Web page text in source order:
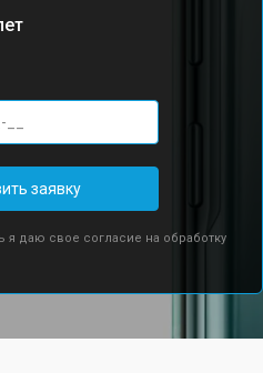
заявку
я даю свое согласие на обработку